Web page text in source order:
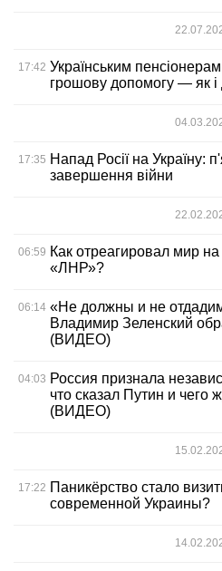
17:42 Українським
грошову допомогу — як і
17:35 Напад Росії на Україну:
завершення війни
06:59 Как отреагировал мир
«ЛНР»?
06:14 «Не должны и не
Владимир Зеленский
(ВИДЕО)
04:03 Россия признала
что сказал Путин и чего
(ВИДЕО)
17:22 Паникёрство стало
современной Украины?